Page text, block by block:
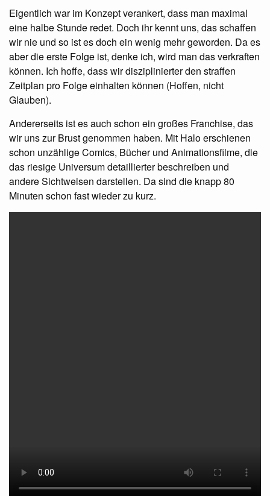
Eigentlich war im Konzept verankert, dass man maximal
eine halbe Stunde redet. Doch ihr kennt uns, das schaffen
wir nie und so ist es doch ein wenig mehr geworden. Da es
aber die erste Folge ist, denke ich, wird man das verkraften
können. Ich hoffe, dass wir disziplinierter den straffen
Zeitplan pro Folge einhalten können (Hoffen, nicht
Glauben).
Andererseits ist es auch schon ein großes Franchise, das
wir uns zur Brust genommen haben. Mit Halo erschienen
schon unzählige Comics, Bücher und Animationsfilme, die
das riesige Universum detaillierter beschreiben und
andere Sichtweisen darstellen. Da sind die knapp 80
Minuten schon fast wieder zu kurz.